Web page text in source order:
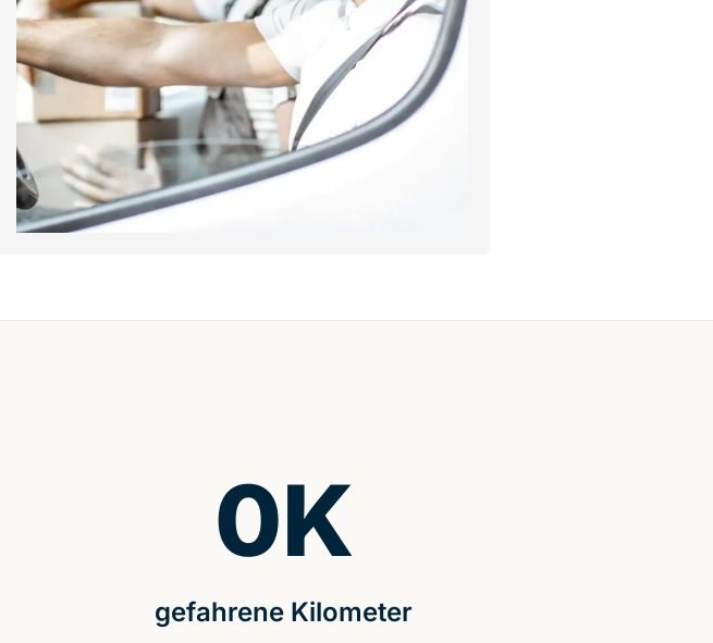
gefahrene Kilometer
0K